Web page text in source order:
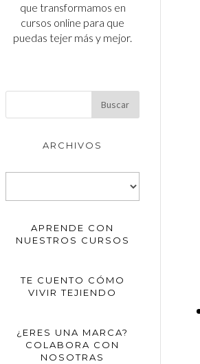
que transformamos en
cursos online para que
puedas tejer más y mejor.
ARCHIVOS
APRENDE CON
NUESTROS CURSOS
TE CUENTO CÓMO
VIVIR TEJIENDO
¿ERES UNA MARCA?
COLABORA CON
NOSOTRAS